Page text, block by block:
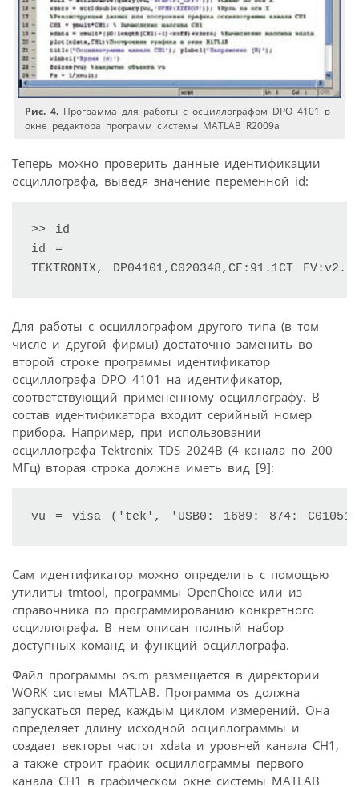
Рис. 4. Программа для работы с осциллографом DPO 4101 в
окне редактора программ системы MATLAB R2009a
Теперь можно проверить данные идентификации
осциллографа, выведя значение переменной id:
>> id
id =
TEKTRONIX, DP04101,C020348,CF:91.1CT
Для работы с осциллографом другого типа (в том
числе и другой фирмы) достаточно заменить во
второй строке программы идентификатор
осциллографа DPO 4101 на идентификатор,
соответствующий примененному осциллографу. В
состав идентификатора входит серийный номер
прибора. Например, при использовании
осциллографа Tektronix TDS 2024B (4 канала по 200
МГц) вторая строка должна иметь вид [9]:
vu = visa ('tek', 'USB0: 1689: 874:
Сам идентификатор можно определить с помощью
утилиты tmtool, программы OpenChoice или из
справочника по программированию конкретного
осциллографа. В нем описан полный набор
доступных команд и функций осциллографа.
Файл программы os.m размещается в директории
WORK системы MATLAB. Программа os должна
запускаться перед каждым циклом измерений. Она
определяет длину исходной осциллограммы и
создает векторы частот xdata и уровней канала CH1,
а также строит график осциллограммы первого
канала CH1 в графическом окне системы MATLAB